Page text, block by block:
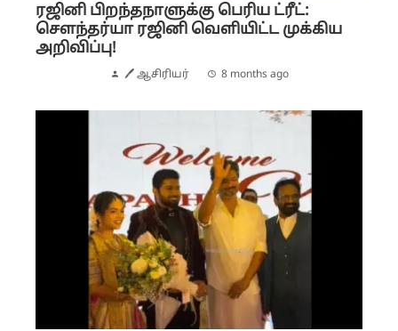
ரஜினி பிறந்தநாளுக்கு பெரிய ட்ரீட்:
சௌந்தர்யா ரஜினி வெளியிட்ட முக்கிய
அறிவிப்பு!
🖊 ஆசிரியர் 8 months ago